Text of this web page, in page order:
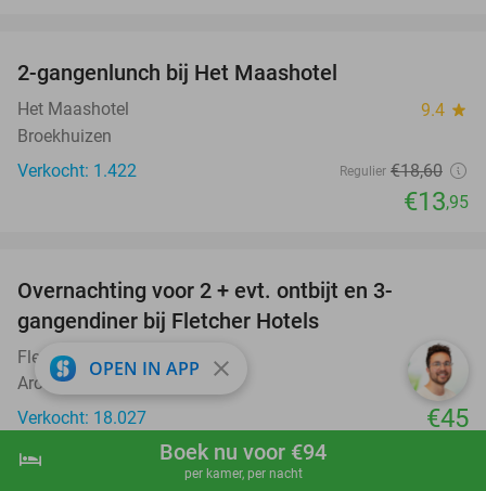
shopping_cart Boek nu
hotel Boek nu voor €94
per kamer, per nacht
2-gangenlunch bij Het Maashotel
Het Maashotel 9.4 star
Broekhuizen
Verkocht: 1.422
Regulier €18,60
€13,95
Overnachting voor 2 + evt. ontbijt en 3-
gangendiner bij Fletcher Hotels
Fletcher Hotels
Arcen (+ meerdere locaties)
Verkocht: 18.027
€45
Excl. ca. €3 p.p.p.n. toeristenbelasting
OPEN IN APP close